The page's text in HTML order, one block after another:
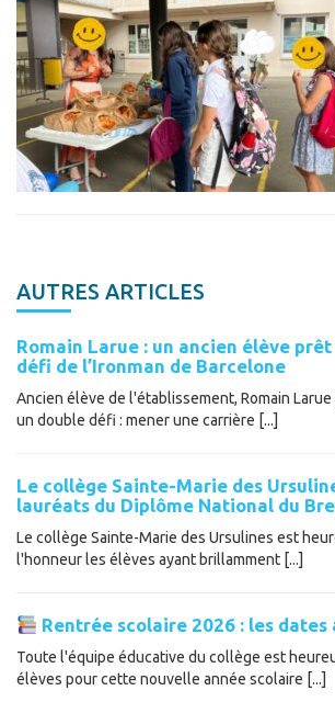
AUTRES ARTICLES
Romain Larue : un ancien élève
défi de l’Ironman de Barcelone
Ancien élève de l'établissement, Romain
un double défi : mener une carrière [...]
Le collège Sainte-Marie des
lauréats du Diplôme National du
Le collège Sainte-Marie des Ursulines est
l'honneur les élèves ayant brillamment [...]
Rentrée scolaire 2026 : les
Toute l'équipe éducative du collège est
élèves pour cette nouvelle année scolaire [...]